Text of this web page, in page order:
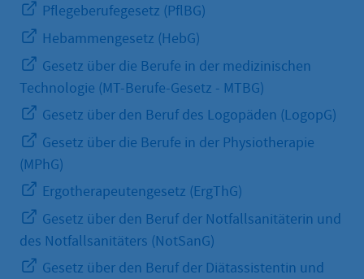
Pflegeberufegesetz (PflBG)
Hebammengesetz (HebG)
Gesetz über die Berufe in der medizinischen
Technologie (MT-Berufe-Gesetz - MTBG)
Gesetz über den Beruf des Logopäden (LogopG)
Gesetz über die Berufe in der Physiotherapie
(MPhG)
Ergotherapeutengesetz (ErgThG)
Gesetz über den Beruf der Notfallsanitäterin und
des Notfallsanitäters (NotSanG)
Gesetz über den Beruf der Diätassistentin und